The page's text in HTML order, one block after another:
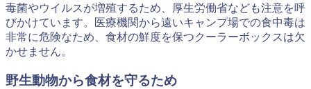
毒菌やウイルスが増殖するため、厚生労働省なども注意を呼
びかけています。医療機関から遠いキャンプ場での食中毒は
非常に危険なため、食材の鮮度を保つクーラーボックスは欠
かせません。
野生動物から食材を守るため